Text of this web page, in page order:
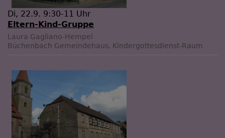
Di, 22.9. 9:30-11 Uhr
Eltern-Kind-Gruppe
Laura Gagliano-Hempel
Büchenbach Gemeindehaus, Kindergottesdienst-Raum